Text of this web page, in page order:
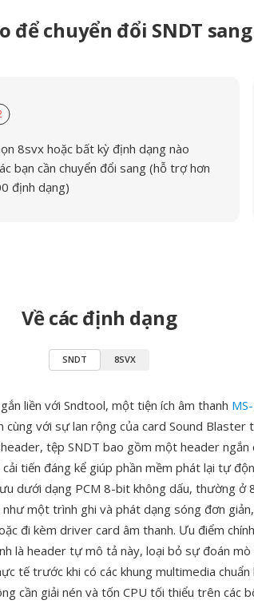
để chuyển đổi SNDT sang
8svx hoặc bất kỳ định dạng nào
bạn cần chuyển đổi sang (hỗ trợ hơn
định dạng)
Về các định dạng
SNDT 8SVX
liền với Sndtool, một tiện ích âm thanh
với sự lan rộng của card Sound Blaster
tệp SNDT bao gồm một header ngắn
tiến đáng kể giúp phần mềm phát lại tự
dưới dạng PCM 8-bit không dấu, thường ở
một trình ghi và phát dạng sóng đơn
đi kèm driver card âm thanh. Ưu điểm
là header tự mô tả này, loại bỏ sự đoán mò
tế trước khi có các khung multimedia chuẩn
cần giải nén và tốn CPU tối thiểu trên các